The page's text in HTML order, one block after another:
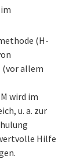
(H-
(vor allem
wird im
u. a. zur
Hilfe